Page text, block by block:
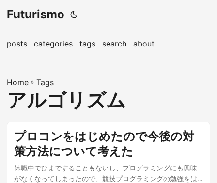
Futurismo
posts categories tags search about
Home » Tags
アルゴリズム
プロコンをはじめたので今後の対
策方法について考えた
休職中でひまですることもないし、プログラミングにも興味
がなくなってしまったので、競技プログラミングの勉強をは